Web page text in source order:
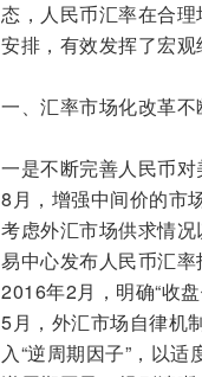
态，人民币汇率在合
安排，有效发挥了宏观
一、汇率市场化改革不
一是不断完善人民币
8月，增强中间价的市
考虑外汇市场供求情
易中心发布人民币汇率
2016年2月，明确“收
5月，外汇市场自律机
入“逆周期因子”，以